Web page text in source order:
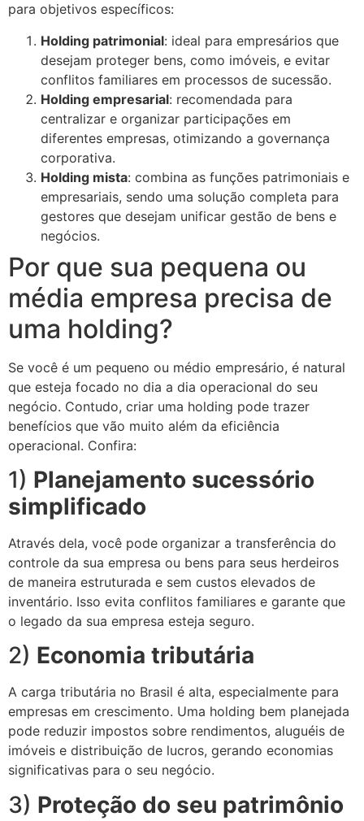
para objetivos específicos:
Holding patrimonial: ideal para empresários que
desejam proteger bens, como imóveis, e evitar
conflitos familiares em processos de sucessão.
Holding empresarial: recomendada para
centralizar e organizar participações em
diferentes empresas, otimizando a governança
corporativa.
Holding mista: combina as funções patrimoniais e
empresariais, sendo uma solução completa para
gestores que desejam unificar gestão de bens e
negócios.
Por que sua pequena ou
média empresa precisa de
uma holding?
Se você é um pequeno ou médio empresário, é natural
que esteja focado no dia a dia operacional do seu
negócio. Contudo, criar uma holding pode trazer
benefícios que vão muito além da eficiência
operacional. Confira:
1) Planejamento sucessório
simplificado
Através dela, você pode organizar a transferência do
controle da sua empresa ou bens para seus herdeiros
de maneira estruturada e sem custos elevados de
inventário. Isso evita conflitos familiares e garante que
o legado da sua empresa esteja seguro.
2) Economia tributária
A carga tributária no Brasil é alta, especialmente para
empresas em crescimento. Uma holding bem planejada
pode reduzir impostos sobre rendimentos, aluguéis de
imóveis e distribuição de lucros, gerando economias
significativas para o seu negócio.
3) Proteção do seu patrimônio